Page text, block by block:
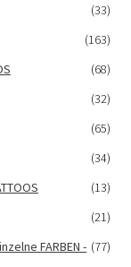
(33)
(163)
(68)
(32)
(65)
(34)
(13)
(21)
FARBEN - (77)